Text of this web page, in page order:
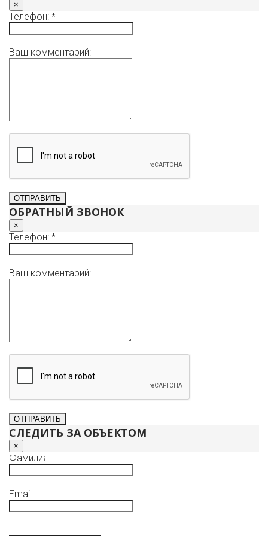
×
Телефон: *
Ваш комментарий:
ОБРАТНЫЙ ЗВОНОК
×
Телефон: *
Ваш комментарий:
СЛЕДИТЬ ЗА ОБЪЕКТОМ
×
Фамилия:
Email: